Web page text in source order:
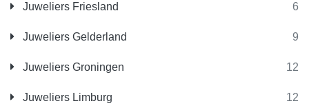
Juweliers Friesland 6
Juweliers Gelderland 9
Juweliers Groningen 12
Juweliers Limburg 12